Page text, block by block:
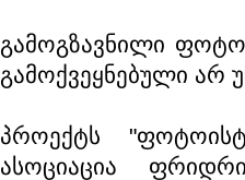
გამოგზავნილი
გამოქვეყნებული არ
პროექტს
ასოციაცია